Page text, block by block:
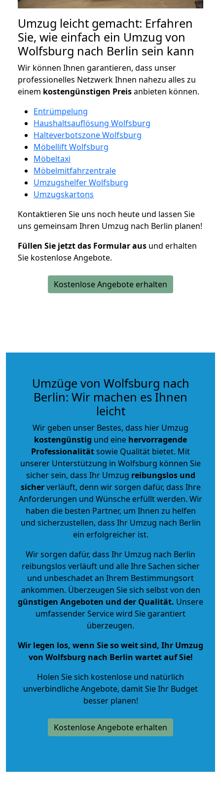
Umzug leicht gemacht: Erfahren
Sie, wie einfach ein Umzug von
Wolfsburg nach Berlin sein kann
Wir können Ihnen garantieren, dass unser
professionelles Netzwerk Ihnen nahezu alles zu
einem kostengünstigen Preisanbieten können.
Entrümpelung
Haushaltsauflösung Wolfsburg
Halteverbotszone Wolfsburg
Möbellift Wolfsburg
Möbeltaxi
Möbelmitfahrzentrale
Umzugshelfer Wolfsburg
Umzugskartons
Kontaktieren Sie uns noch heute und lassen Sie
uns gemeinsam Ihren Umzug nach Berlin planen!
Füllen Sie jetzt das Formular aus und erhalten
Sie kostenlose Angebote.
Kostenlose Angebote erhalten
Umzüge von Wolfsburg nach
Berlin: Wir machen es Ihnen
leicht
Wir geben unser Bestes, dass hier Umzug
kostengünstig und eine hervorragende
Professionalitätsowie Qualität bietet. Mit
unserer Unterstützung in Wolfsburg können Sie
sicher sein, dass Ihr Umzug reibungslos und
sicherverläuft, denn wir sorgen dafür, dass Ihre
Anforderungen und Wünsche erfüllt werden. Wir
haben die besten Partner, um Ihnen zu helfen
und sicherzustellen, dass Ihr Umzug nach Berlin
ein erfolgreicher ist.
Wir sorgen dafür, dass Ihr Umzug nach Berlin
reibungslos verläuft und alle Ihre Sachen sicher
und unbeschadet an Ihrem Bestimmungsort
ankommen. Überzeugen Sie sich selbst von den
günstigen Angeboten und der Qualität. Unsere
umfassender Service wird Sie garantiert
überzeugen.
Wir legen los, wenn Sie so weit sind, Ihr Umzug
von Wolfsburg nach Berlin wartet auf Sie!
Holen Sie sich kostenlose und natürlich
unverbindliche Angebote, damit Sie Ihr Budget
besser planen!
Kostenlose Angebote erhalten